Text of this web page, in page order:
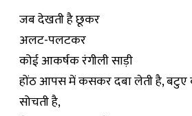
जब देखती है छूकर
अलट-पलटकर
कोई आकर्षक रंगीली साड़ी
होंठ आपस में कसकर दबा लेती है, बटुए
सोचती है,